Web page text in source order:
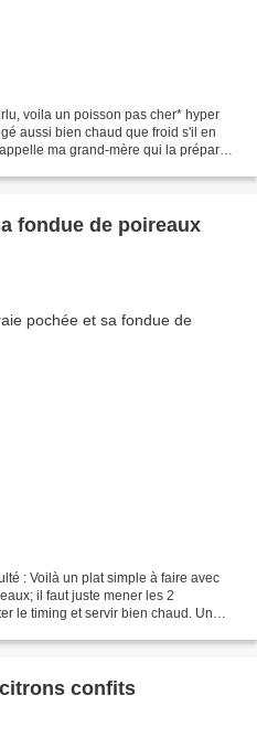
voila un poisson pas cher* hyper
aussi bien chaud que froid s'il en
ma grand-mère qui la préparait
fondue de poireaux
: Voilà un plat simple à faire avec
il faut juste mener les 2
le timing et servir bien chaud. Un
confits